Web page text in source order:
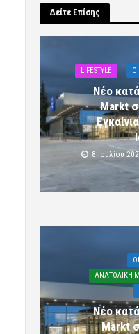
Δείτε Επίσης
LIFESTYLE
Νέο
Markt
8 Ιουλίου
ΑΝΑΤΟΛΙΚΗ
Νέο
Markt